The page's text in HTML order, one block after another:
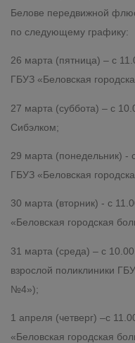
Белове передвижной
по следующему графику:
26 марта (пятница) – с
ГБУЗ «Беловская
27 марта (суббота) – с
Сибэлком;
29 марта (понедельник) -
ГБУЗ «Беловская
30 марта (вторник) - с
«Беловская городская
31 марта (среда) – с
взрослой поликлиники
№4»);
1 апреля (четверг) –с
«Беловская городская